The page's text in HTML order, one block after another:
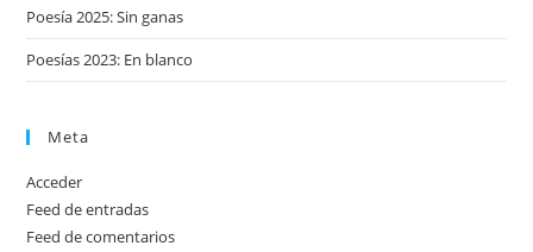
Poesía 2025: Sin ganas
Poesías 2023: En blanco
Meta
Acceder
Feed de entradas
Feed de comentarios